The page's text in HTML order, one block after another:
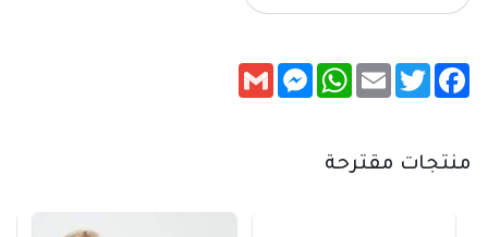
Facebook
Twitter
Email
WhatsApp
Messenger
Gmail
منتجات مقترحة